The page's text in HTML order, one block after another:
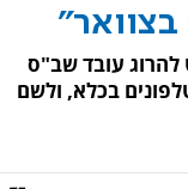
עובד שב"ס
בכלא, ולשם